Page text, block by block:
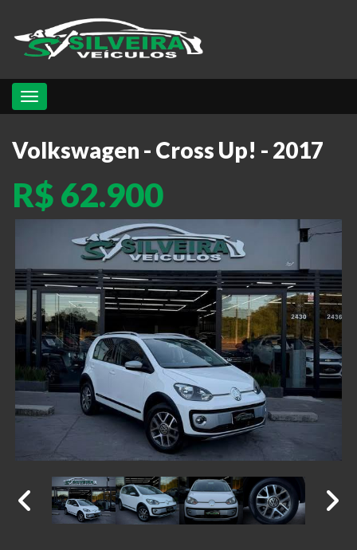
Toggle navigation
Volkswagen - Cross Up! - 2017
R$ 62.900